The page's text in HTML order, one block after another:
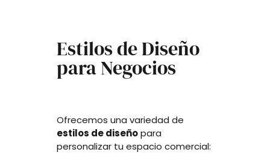
Estilos de Diseño
para Negocios
Ofrecemos una variedad de
estilos de diseñopara
personalizar tu espacio comercial: